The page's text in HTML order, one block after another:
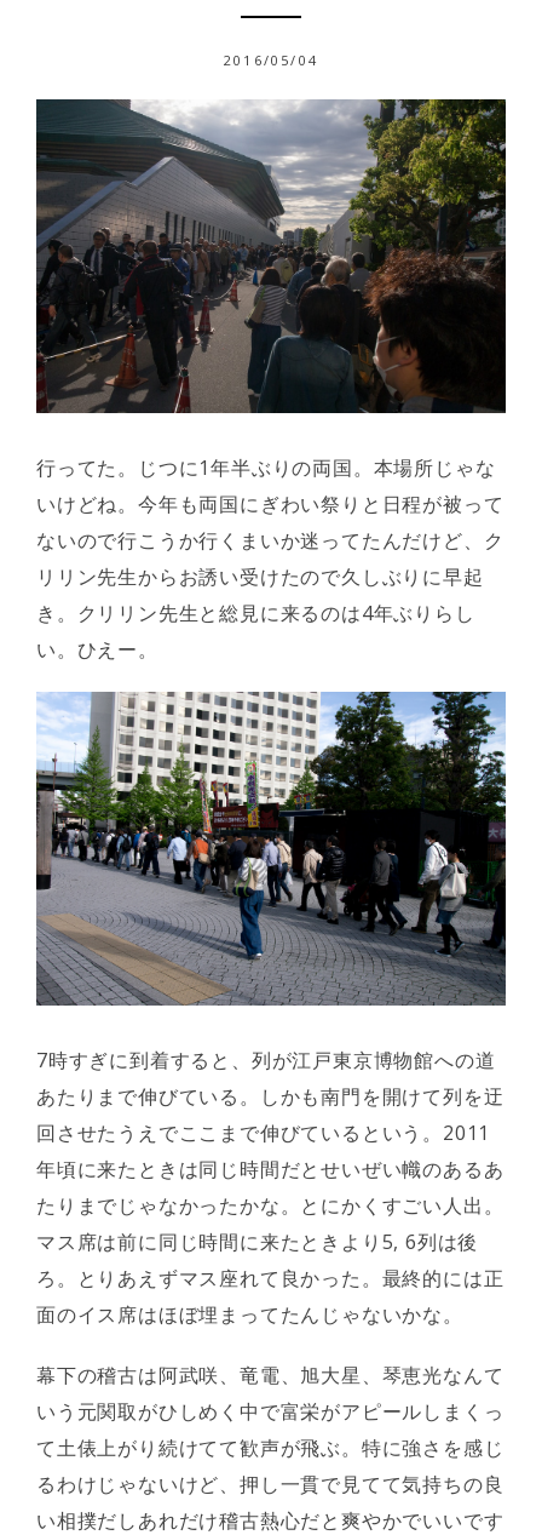
2016/05/04
行ってた。じつに1年半ぶりの両国。本場所じゃな
いけどね。今年も両国にぎわい祭りと日程が被って
ないので行こうか行くまいか迷ってたんだけど、ク
リリン先生からお誘い受けたので久しぶりに早起
き。クリリン先生と総見に来るのは4年ぶりらし
い。ひえー。
7時すぎに到着すると、列が江戸東京博物館への道
あたりまで伸びている。しかも南門を開けて列を迂
回させたうえでここまで伸びているという。2011
年頃に来たときは同じ時間だとせいぜい幟のあるあ
たりまでじゃなかったかな。とにかくすごい人出。
マス席は前に同じ時間に来たときより5, 6列は後
ろ。とりあえずマス座れて良かった。最終的には正
面のイス席はほぼ埋まってたんじゃないかな。
幕下の稽古は阿武咲、竜電、旭大星、琴恵光なんて
いう元関取がひしめく中で富栄がアピールしまくっ
て土俵上がり続けてて歓声が飛ぶ。特に強さを感じ
るわけじゃないけど、押し一貫で見てて気持ちの良
い相撲だしあれだけ稽古熱心だと爽やかでいいです